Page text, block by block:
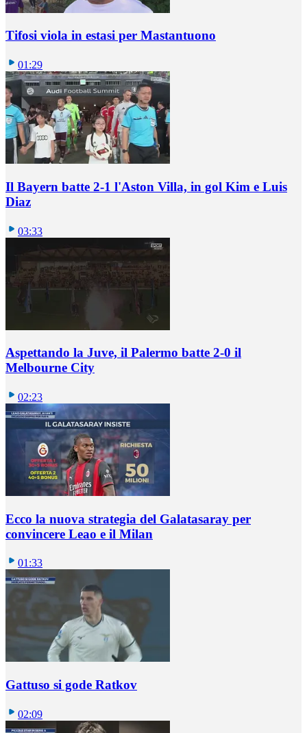
Tifosi viola in estasi per Mastantuono
01:29
Il Bayern batte 2-1 l'Aston Villa, in gol Kim e Luis
Diaz
03:33
Aspettando la Juve, il Palermo batte 2-0 il
Melbourne City
02:23
Ecco la nuova strategia del Galatasaray per
convincere Leao e il Milan
01:33
Gattuso si gode Ratkov
02:09